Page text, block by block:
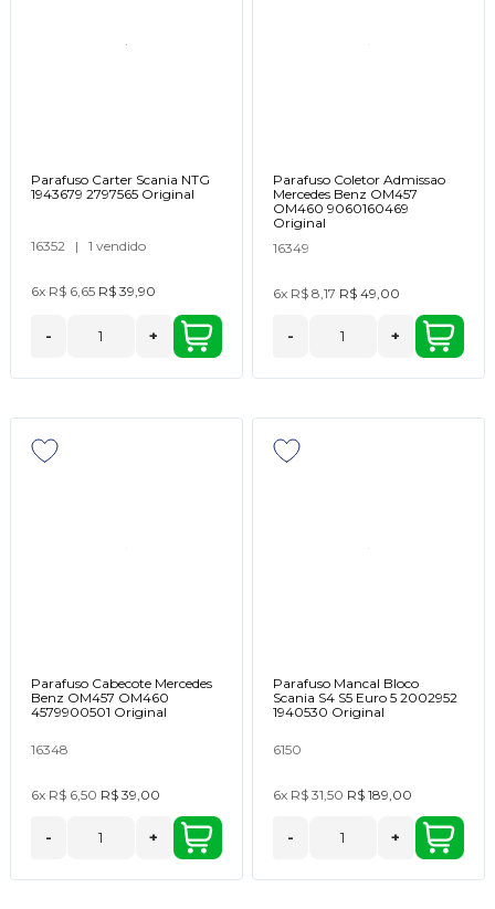
Parafuso Carter Scania NTG
1943679 2797565 Original
16352 | 1 vendido
6x R$ 6,65 R$ 39,90
- +
Parafuso Coletor Admissao
Mercedes Benz OM457
OM460 9060160469
Original
16349
6x R$ 8,17 R$ 49,00
- +
Parafuso Cabecote Mercedes
Benz OM457 OM460
4579900501 Original
16348
6x R$ 6,50 R$ 39,00
- +
Parafuso Mancal Bloco
Scania S4 S5 Euro 5 2002952
1940530 Original
6150
6x R$ 31,50 R$ 189,00
- +